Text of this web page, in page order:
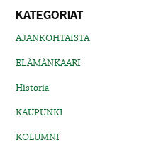
KATEGORIAT
AJANKOHTAISTA
ELÄMÄNKAARI
Historia
KAUPUNKI
KOLUMNI